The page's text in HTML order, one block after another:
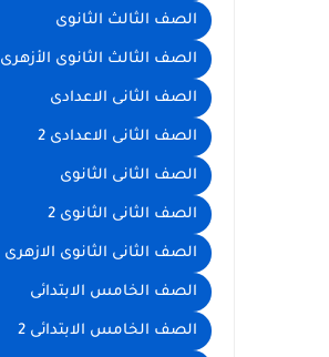
الصف الثالث الثانوى
الصف الثالث الثانوى الأزهرى
الصف الثانى الاعدادى
الصف الثانى الاعدادى 2
الصف الثانى الثانوى
الصف الثانى الثانوى 2
الصف الثانى الثانوى الازهرى
الصف الخامس الابتدائى
الصف الخامس الابتدائى 2